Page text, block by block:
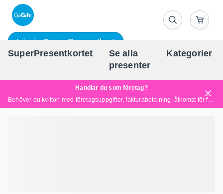
Lös in SuperPresentkort
SuperPresentkortet
Se alla
presenter
Kategorier
Handlar du som företag?
Behöver du kvitton med företagsuppgifter, fakturabetalning, åtkomst för flera användare eller skräddarsydda lösningar?